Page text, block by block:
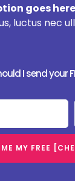
goes
luctus nec
I send your
ME MY FREE